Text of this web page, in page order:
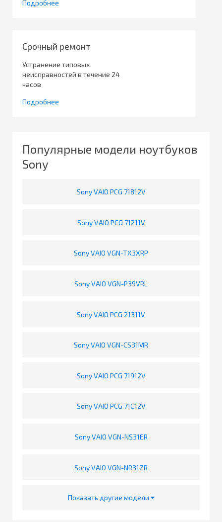
Подробнее
Срочный ремонт
Устранение типовых
неисправностей в течение 24
часов
Подробнее
Популярные модели ноутбуков
Sony
Sony VAIO PCG 71812V
Sony VAIO PCG 71211V
Sony VAIO VGN-TX3XRP
Sony VAIO VGN-P39VRL
Sony VAIO PCG 21311V
Sony VAIO VGN-CS31MR
Sony VAIO PCG 71912V
Sony VAIO PCG 71C12V
Sony VAIO VGN-NS31ER
Sony VAIO VGN-NR31ZR
Показать другие модели